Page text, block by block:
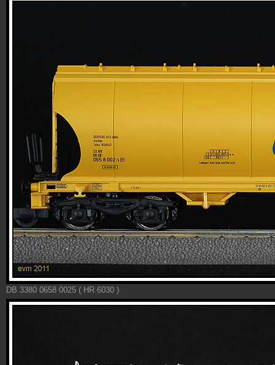
DB 3380 0658 0025 ( HR 6030 )